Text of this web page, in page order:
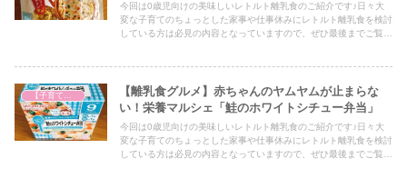
今回は0歳児向けの美味しいレトルト離乳食のご紹介です♪日々大
変な子育てのちょっとした家事や仕事休みにレトルト離乳食を検討
している方は必見の内容となっていますので、ぜひ最後までご覧く
【子育て奮闘記】
【離乳食グルメ】赤ちゃんのヤムヤムが止まらな
い！栄養マルシェ「鮭のホワイトシチュー弁当」
今回は0歳児向けの美味しいレトルト離乳食のご紹介です♪日々大
変な子育てのちょっとした家事や仕事休みにレトルト離乳食を検討
している方は必見の内容となっていますので、ぜひ最後までご覧く